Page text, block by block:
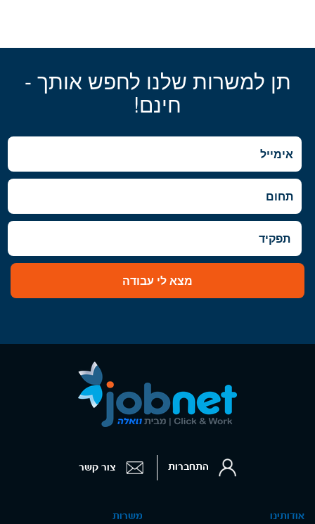
תן למשרות שלנו לחפש אותך -
חינם!
מצא לי עבודה
אודותינו
משרות